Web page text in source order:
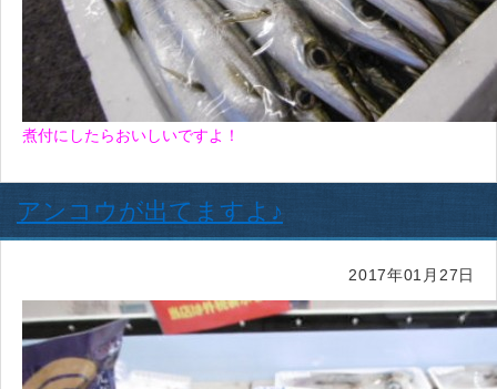
煮付にしたらおいしいですよ！
アンコウが出てますよ♪
2017年01月27日